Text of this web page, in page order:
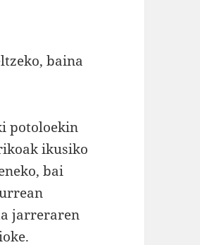
baina
potoloekin
ikusiko
bai
jarreraren